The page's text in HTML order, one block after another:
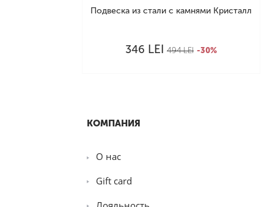
Подвеска из стали с камнями Кристалл
346 LEI 494LEI -30%
КОМПАНИЯ
О нас
Gift card